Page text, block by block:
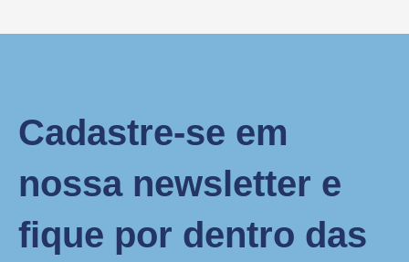
Cadastre-se em
nossa newsletter e
fique por dentro das